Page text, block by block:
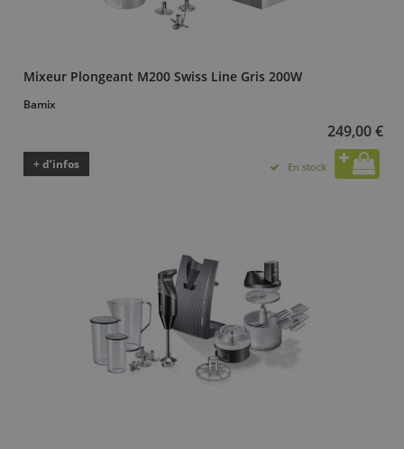
Mixeur Plongeant M200 Swiss Line Gris 200W
Bamix
249,00 €
+ d’infos En stock